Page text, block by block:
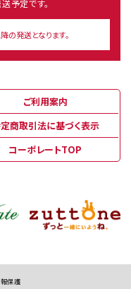
予定です。
発送となります。
ご利用案内
商取引法に基づく表示
コーポレートTOP
保護